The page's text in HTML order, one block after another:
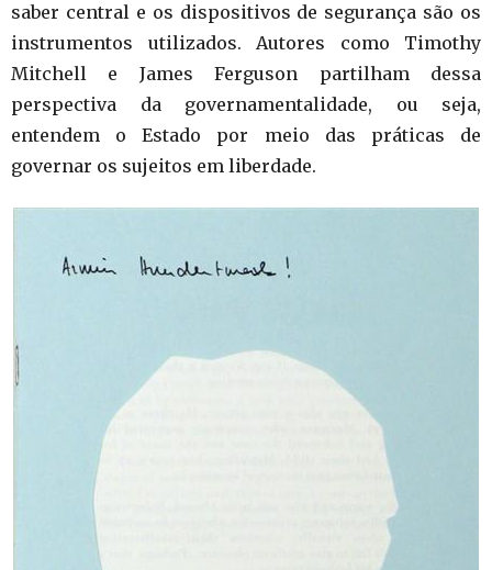
saber central e os dispositivos de segurança são os
instrumentos utilizados. Autores como Timothy
Mitchell e James Ferguson partilham dessa
perspectiva da governamentalidade, ou seja,
entendem o Estado por meio das práticas de
governar os sujeitos em liberdade.